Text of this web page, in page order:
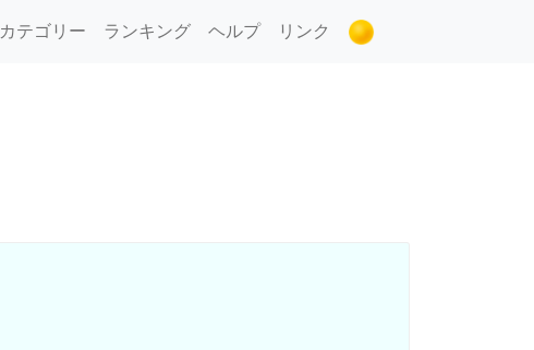
カテゴリー ランキング ヘルプ
リンク